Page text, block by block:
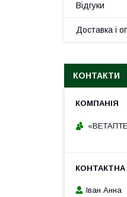
Відгуки
Доставка і
КОНТАКТИ
Іван Анна